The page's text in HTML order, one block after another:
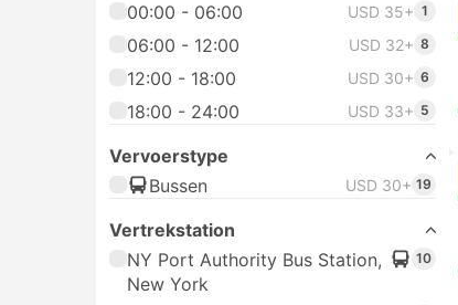
00:00 - 06:00
USD 35+ 1
06:00 - 12:00 USD 32+ 8
12:00 - 18:00 USD 30+ 6
18:00 - 24:00 USD 33+ 5
Vervoerstype
Bussen
USD 30+ 19
Vertrekstation
NY Port Authority Bus Station,
New York
10